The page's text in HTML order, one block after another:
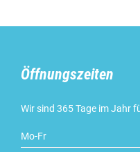
Öffnungszeiten
Wir sind 365 Tage im Jahr
Mo-Fr